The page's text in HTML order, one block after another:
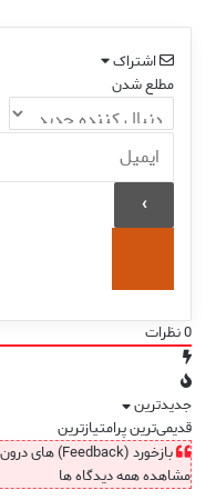
اشتراک
مطلع شدن
0نظرات
جدیدترین
قدیمی‌ترینپرامتیازترین
بازخورد (Feedback) های درون متنی
مشاهده همه دیدگاه ها